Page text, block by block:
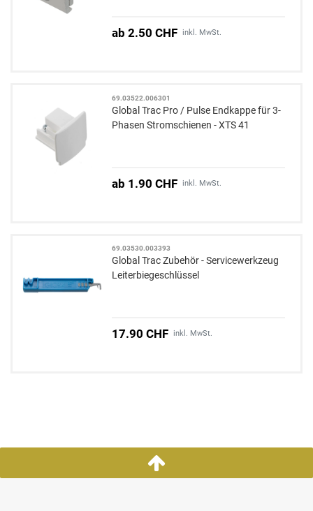
ab 2.50 CHF inkl. MwSt.
69.03522.006301
Global Trac Pro / Pulse Endkappe für 3-
Phasen Stromschienen - XTS 41
ab 1.90 CHF inkl. MwSt.
69.03530.003393
Global Trac Zubehör - Servicewerkzeug
Leiterbiegeschlüssel
17.90 CHF inkl. MwSt.